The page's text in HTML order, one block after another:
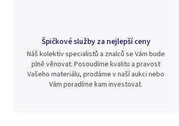
Špičkové služby za nejlepší ceny
Náš kolektiv specialistů a znalců se Vám bude
plně věnovat. Posoudíme kvalitu a pravost
Vašeho materiálu, prodáme v naší aukci nebo
Vám poradíme kam investovat.